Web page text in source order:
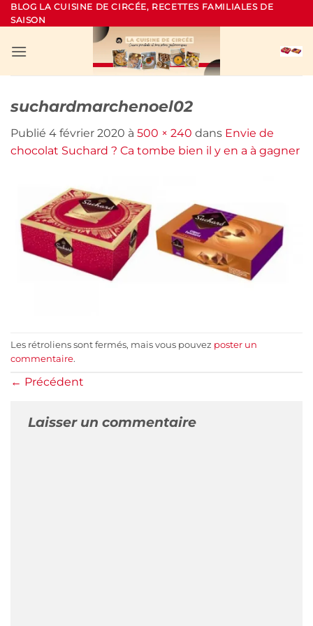
Passer
au
BLOG LA CUISINE DE CIRCÉE, RECETTES FAMILIALES DE
SAISON
suchardmarchenoel02
Publié 4 février 2020 à 500 × 240 dans Envie de
chocolat Suchard ? Ca tombe bien il y en a à gagner
Les rétroliens sont fermés, mais vous pouvez poster un
commentaire.
← Précédent
Laisser un commentaire